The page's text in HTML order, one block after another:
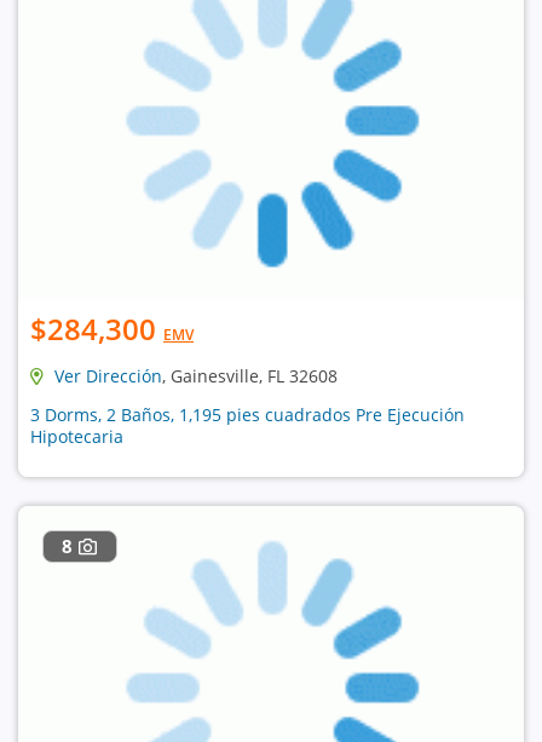
$284,300 EMV
Ver Dirección, Gainesville, FL 32608
3 Dorms, 2 Baños, 1,195 pies cuadrados Pre Ejecución
Hipotecaria
8